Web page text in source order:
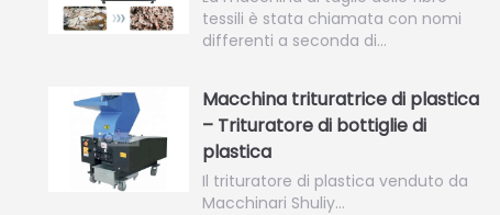
tessili è stata chiamata con nomi
differenti a seconda di…
Macchina trituratrice di plastica
– Trituratore di bottiglie di
plastica
Il trituratore di plastica venduto da
Macchinari Shuliy…